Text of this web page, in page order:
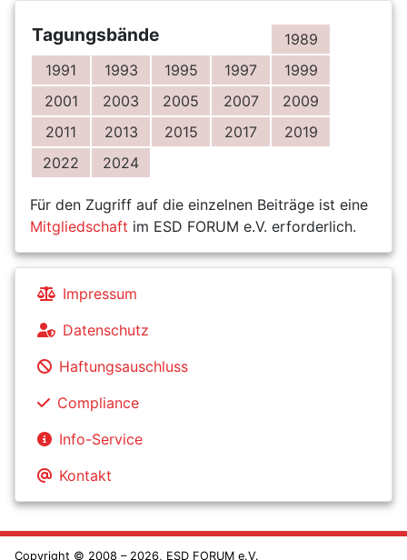
Tagungsbände
1989
1991
1993 1995 1997
1999
2001
2003 2005 2007
2009
2011
2013 2015 2017
2019
2022
2024
Für den Zugriff auf die einzelnen Beiträge ist eine
Mitgliedschaft im ESD FORUM e.V. erforderlich.
Impressum
Datenschutz
Haftungsauschluss
Compliance
Info-Service
Kontakt
Copyright © 2008 – 2026, ESD FORUM e.V.